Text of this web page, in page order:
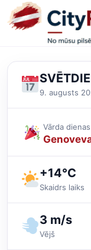
9. augusts
Vārda dienas
+14°C
Skaidrs laiks
3 m/s
Vējš